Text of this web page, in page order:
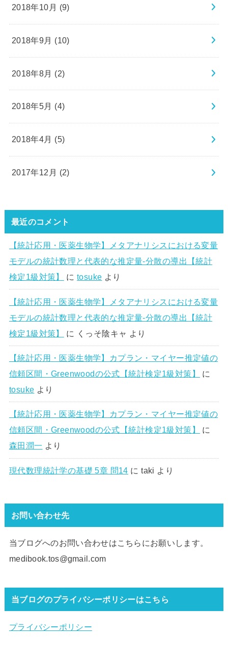
2018年10月 (9)
2018年9月 (10)
2018年8月 (2)
2018年5月 (4)
2018年4月 (5)
2017年12月 (2)
最近のコメント
【統計応用・医薬生物学】メタアナリシスにおける変量
モデルの統計数理と代表的な推定量-分散の導出【統計
検定1級対策】
にtosuke より
【統計応用・医薬生物学】メタアナリシスにおける変量
モデルの統計数理と代表的な推定量-分散の導出【統計
検定1級対策】
に くっそ陰キャ より
【統計応用・医薬生物学】カプラン・マイヤー推定値の
信頼区間・Greenwoodの公式【統計検定1級対策】
に
tosuke より
【統計応用・医薬生物学】カプラン・マイヤー推定値の
信頼区間・Greenwoodの公式【統計検定1級対策】
に
森田潤一 より
現代数理統計学の基礎 5章 問14 にtaki より
お問い合わせ先
当ブログへのお問い合わせはこちらにお願いします。
medibook.tos@gmail.com
当ブログのプライバシーポリシーはこちら
プライバシーポリシー